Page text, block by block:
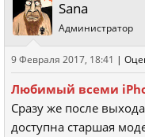
Sana
Администратор
9 Февраля 2017, 18:41 |
Любимый всеми
Сразу же после
доступна старшая